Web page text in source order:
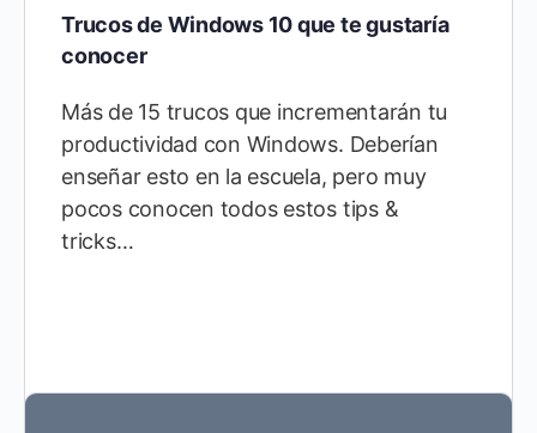
Trucos de Windows 10 que te gustaría
conocer
Más de 15 trucos que incrementarán tu
productividad con Windows. Deberían
enseñar esto en la escuela, pero muy
pocos conocen todos estos tips &
tricks…